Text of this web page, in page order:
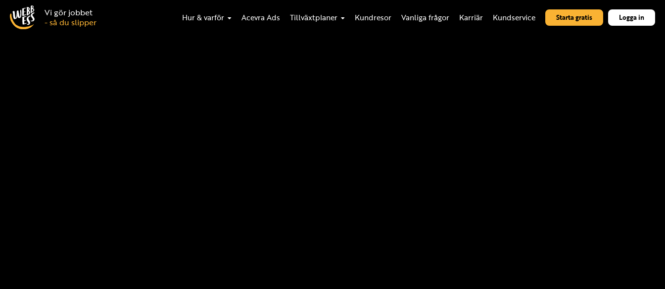
Vi gör jobbet
- så du slipper
Hur & varför Acevra Ads Tillväxtplaner Kundresor Vanliga frågor Karriär Kundservice Starta gratis Logga in